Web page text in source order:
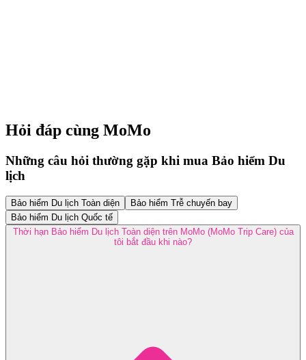
Hỏi đáp cùng MoMo
Những câu hỏi thường gặp khi mua Bảo hiểm Du
lịch
Bảo hiểm Du lịch Toàn diện
Bảo hiểm Trễ chuyến bay
Bảo hiểm Du lịch Quốc tế
Thời hạn Bảo hiểm Du lịch Toàn diện trên MoMo (MoMo Trip Care) của
tôi bắt đầu khi nào?